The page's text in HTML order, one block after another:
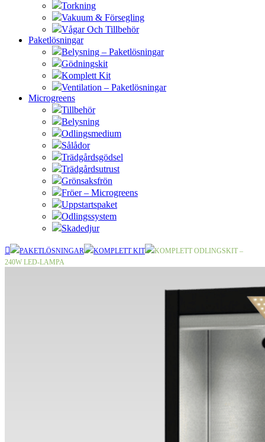
Torkning
Vakuum & Försegling
Vågar Och Tillbehör
Paketlösningar
Belysning – Paketlösningar
Gödningskit
Komplett Kit
Ventilation – Paketlösningar
Microgreens
Tillbehör
Belysning
Odlingsmedium
Sålådor
Trädgårdsgödsel
Trädgårdsutrust
Grönsaksfrön
Fröer – Microgreens
Uppstartspaket
Odlingssystem
Skadedjur
PAKETLÖSNINGAR KOMPLETT KIT
KOMPLETT ODLINGSKIT –
240W LED-LAMPA